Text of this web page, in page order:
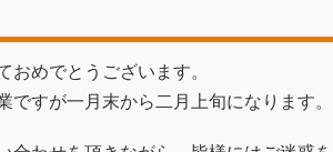
おめでとうございます。
ですが一月末から二月上旬になります。